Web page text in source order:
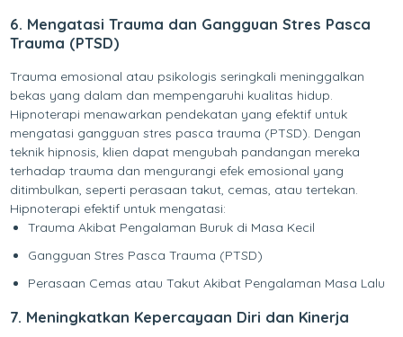
6. Mengatasi Trauma dan Gangguan Stres Pasca
Trauma (PTSD)
Trauma emosional atau psikologis seringkali meninggalkan
bekas yang dalam dan mempengaruhi kualitas hidup.
Hipnoterapi menawarkan pendekatan yang efektif untuk
mengatasi gangguan stres pasca trauma (PTSD). Dengan
teknik hipnosis, klien dapat mengubah pandangan mereka
terhadap trauma dan mengurangi efek emosional yang
ditimbulkan, seperti perasaan takut, cemas, atau tertekan.
Hipnoterapi efektif untuk mengatasi:
Trauma Akibat Pengalaman Buruk di Masa Kecil
Gangguan Stres Pasca Trauma (PTSD)
Perasaan Cemas atau Takut Akibat Pengalaman Masa Lalu
7. Meningkatkan Kepercayaan Diri dan Kinerja